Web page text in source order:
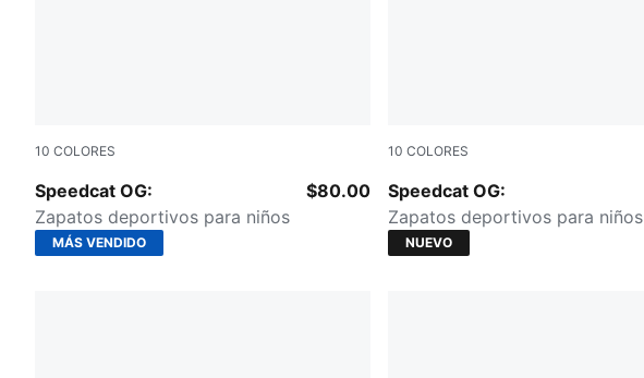
10 COLORES
Speedcat OG:
Mountain Blue-Frosted Ivory
Zapatos deportivos para niños
$80.00
MÁS VENDIDO
10 COLORES
Speedcat OG:
Haute Coffee-Frosted Ivory
Zapatos deportivos para niños
NUEVO